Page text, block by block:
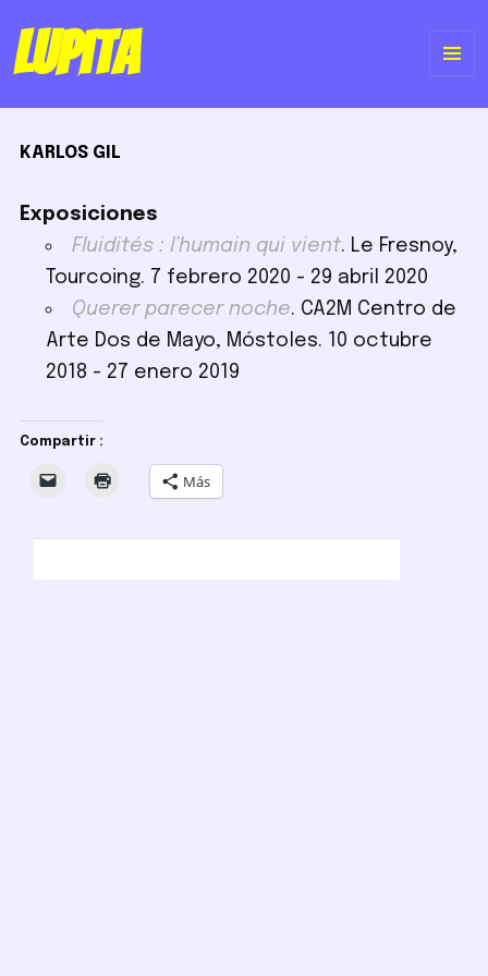
Lupita
KARLOS GIL
Exposiciones
Fluidités : l’humain qui vient. Le Fresnoy,
Tourcoing. 7 febrero 2020 - 29 abril 2020
Querer parecer noche. CA2M Centro de
Arte Dos de Mayo, Móstoles. 10 octubre
2018 - 27 enero 2019
Compartir :
Más